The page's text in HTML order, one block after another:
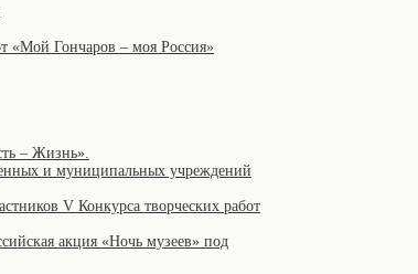
«Мой Гончаров – моя Россия»
– Жизнь».
и муниципальных учреждений
V Конкурса творческих работ
акция «Ночь музеев» под